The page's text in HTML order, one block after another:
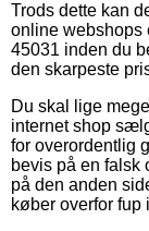
Trods dette kan
online webshops
45031 inden du
den skarpeste
Du skal lige
internet shop
for overordentlig
bevis på en falsk
på den anden
køber overfor fup